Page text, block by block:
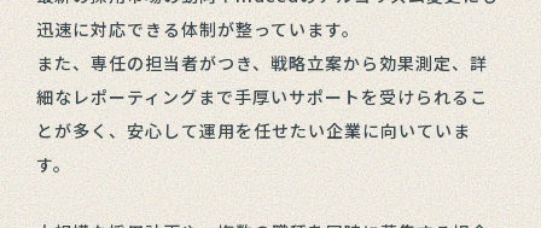
迅速に対応できる体制が整っています。
また、専任の担当者がつき、戦略立案から効果測定、詳
細なレポーティングまで手厚いサポートを受けられるこ
とが多く、安心して運用を任せたい企業に向いていま
す。